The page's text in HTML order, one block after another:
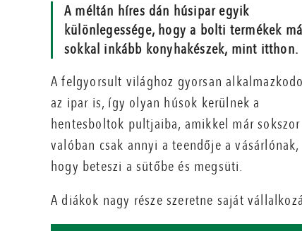
A méltán híres dán húsipar egyik
különlegessége, hogy a bolti termékek
sokkal inkább konyhakészek, mint itthon.
A felgyorsult világhoz gyorsan
az ipar is, így olyan húsok kerülnek a
hentesboltok pultjaiba, amikkel már sokszor
valóban csak annyi a teendője a vásárlónak,
hogy beteszi a sütőbe és megsüti.
A diákok nagy része szeretne saját